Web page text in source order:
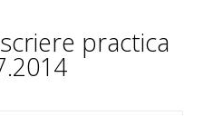
practica